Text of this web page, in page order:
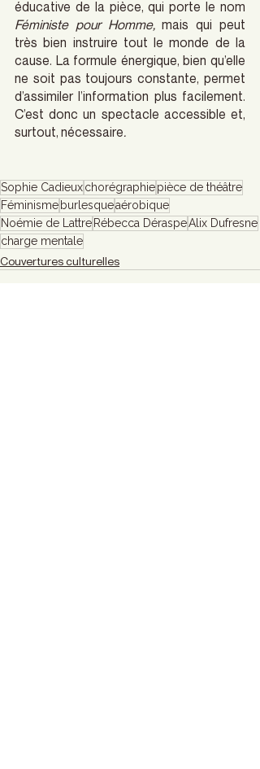
Féministe pour Homme, mais qui peut
très bien instruire tout le monde de la
cause. La formule énergique, bien qu’elle
ne soit pas toujours constante, permet
d’assimiler l’information plus facilement.
C’est donc un spectacle accessible et,
surtout, nécessaire.
Sophie Cadieuxchorégraphiepièce de théâtre
Féminisme burlesqueaérobique
Noémie de Lattre Rébecca DéraspeAlix Dufresne
charge mentale
Couvertures culturelles